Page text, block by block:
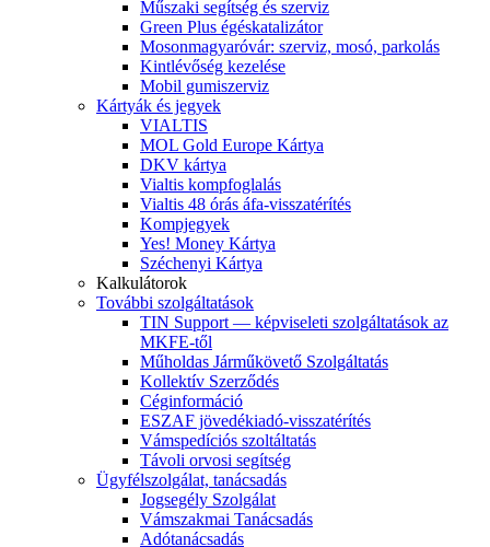
Műszaki segítség és szerviz
Green Plus égéskatalizátor
Mosonmagyaróvár: szerviz, mosó, parkolás
Kintlévőség kezelése
Mobil gumiszerviz
Kártyák és jegyek
VIALTIS
MOL Gold Europe Kártya
DKV kártya
Vialtis kompfoglalás
Vialtis 48 órás áfa-visszatérítés
Kompjegyek
Yes! Money Kártya
Széchenyi Kártya
Kalkulátorok
További szolgáltatások
TIN Support — képviseleti szolgáltatások az
MKFE-től
Műholdas Járműkövető Szolgáltatás
Kollektív Szerződés
Céginformáció
ESZAF jövedékiadó-visszatérítés
Vámspedíciós szoltáltatás
Távoli orvosi segítség
Ügyfélszolgálat, tanácsadás
Jogsegély Szolgálat
Vámszakmai Tanácsadás
Adótanácsadás